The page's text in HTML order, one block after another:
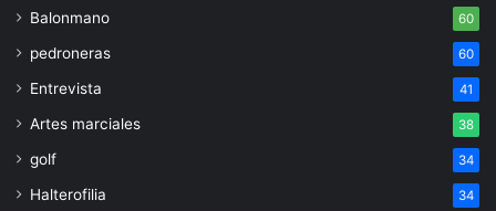
Balonmano 60
pedroneras 60
Entrevista 41
Artes marciales 38
golf 34
Halterofilia 34